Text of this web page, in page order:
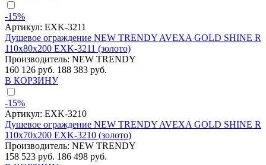
-15%
Артикул: EXK-3211
Душевое ограждение NEW TRENDY AVEXA GOLD SHINE R
110x80x200 EXK-3211 (золото)
Производитель: NEW TRENDY
160 126 руб. 188 383 руб.
В КОРЗИНУ
-15%
Артикул: EXK-3210
Душевое ограждение NEW TRENDY AVEXA GOLD SHINE R
110x70x200 EXK-3210 (золото)
Производитель: NEW TRENDY
158 523 руб. 186 498 руб.